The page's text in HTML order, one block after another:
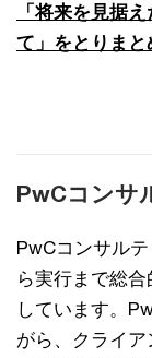
「将来を見据
て」をとりま
PwCコンサ
PwCコンサル
ら実行まで総
しています。
がら、クライ